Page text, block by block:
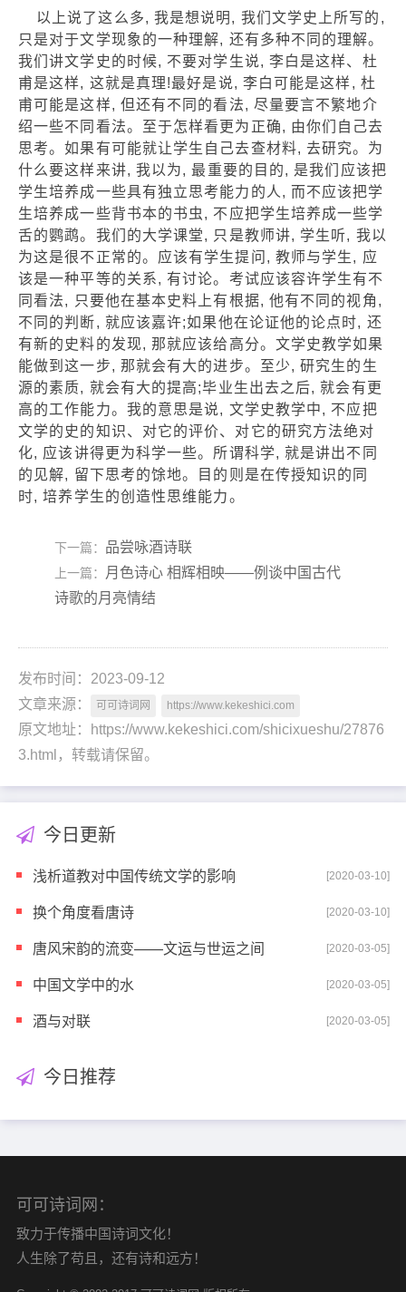
以上说了这么多, 我是想说明, 我们文学史上所写的,
只是对于文学现象的一种理解, 还有多种不同的理解。
我们讲文学史的时候, 不要对学生说, 李白是这样、杜
甫是这样, 这就是真理!最好是说, 李白可能是这样, 杜
甫可能是这样, 但还有不同的看法, 尽量要言不繁地介
绍一些不同看法。至于怎样看更为正确, 由你们自己去
思考。如果有可能就让学生自己去查材料, 去研究。为
什么要这样来讲, 我以为, 最重要的目的, 是我们应该把
学生培养成一些具有独立思考能力的人, 而不应该把学
生培养成一些背书本的书虫, 不应把学生培养成一些学
舌的鹦鹉。我们的大学课堂, 只是教师讲, 学生听, 我以
为这是很不正常的。应该有学生提问, 教师与学生, 应
该是一种平等的关系, 有讨论。考试应该容许学生有不
同看法, 只要他在基本史料上有根据, 他有不同的视角,
不同的判断, 就应该嘉许;如果他在论证他的论点时, 还
有新的史料的发现, 那就应该给高分。文学史教学如果
能做到这一步, 那就会有大的进步。至少, 研究生的生
源的素质, 就会有大的提高;毕业生出去之后, 就会有更
高的工作能力。我的意思是说, 文学史教学中, 不应把
文学的史的知识、对它的评价、对它的研究方法绝对
化, 应该讲得更为科学一些。所谓科学, 就是讲出不同
的见解, 留下思考的馀地。目的则是在传授知识的同
时, 培养学生的创造性思维能力。
下一篇： 品尝咏酒诗联
上一篇：
月色诗心 相辉相映——例谈中国古代
诗歌的月亮情结
发布时间：2023-09-12
文章来源：
可可诗词网 https://www.kekeshici.com
原文地址：https://www.kekeshici.com/shicixueshu/27876
3.html，转载请保留。
今日更新
浅析道教对中国传统文学的影响 [2020-03-10]
换个角度看唐诗 [2020-03-10]
唐风宋韵的流变——文运与世运之间 [2020-03-05]
中国文学中的水 [2020-03-05]
酒与对联 [2020-03-05]
今日推荐
可可诗词网：
致力于传播中国诗词文化！
人生除了苟且，还有诗和远方！